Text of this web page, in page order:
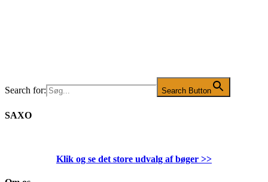
Search for: Search Button
SAXO
Klik og se det store udvalg af bøger >>